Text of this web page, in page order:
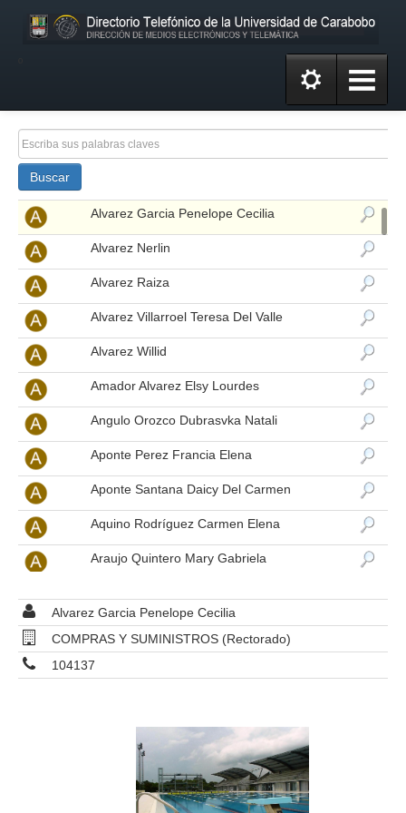
Buscar
Aldana Silvia
Alvarado Chacon Joaquin Rafael
Alvarado María Alejandra
Alvarez Garcia Penelope Cecilia
Alvarez Nerlin
Alvarez Raiza
Alvarez Villarroel Teresa Del Valle
Alvarez Willid
Amador Alvarez Elsy Lourdes
Angulo Orozco Dubrasvka Natali
Aponte Perez Francia Elena
Aponte Santana Daicy Del Carmen
Aquino Rodríguez Carmen Elena
Araujo Quintero Mary Gabriela
Arestigueta Mejias Omaira Esther
Arias Marlene
Arismendi Zabaleta Silvie Amarilis
Armado Matute Florisela
Armado Monica
Alvarez Garcia Penelope Cecilia
COMPRAS Y SUMINISTROS (Rectorado)
104137